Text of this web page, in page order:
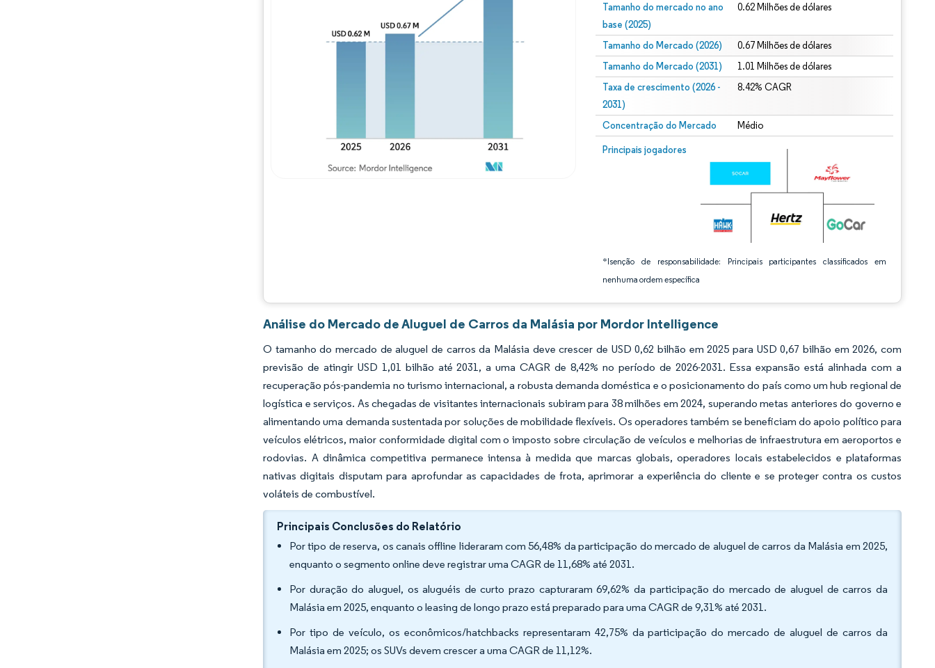
Tamanho do mercado no ano
base (2025)
0.62 Milhões de dólares
Tamanho do Mercado (2026) 0.67 Milhões de dólares
Tamanho do Mercado (2031) 1.01 Milhões de dólares
Taxa de crescimento (2026 -
2031)
8.42% CAGR
Concentração do Mercado Médio
Principais jogadores
*Isenção de responsabilidade: Principais participantes classificados em
nenhuma ordem específica
Imagem © Mordor Intelligence. O reuso requer atribuição conforme CC BY 4.0.
Imagem © Mordor Intelligence. O reuso requer atribuição conforme CC BY 4.0.
Análise do Mercado de Aluguel de Carros da Malásia por Mordor Intelligence
O tamanho do mercado de aluguel de carros da Malásia deve crescer de USD 0,62 bilhão em 2025 para USD 0,67 bilhão em 2026, com
previsão de atingir USD 1,01 bilhão até 2031, a uma CAGR de 8,42% no período de 2026-2031. Essa expansão está alinhada com a
recuperação pós-pandemia no turismo internacional, a robusta demanda doméstica e o posicionamento do país como um hub regional de
logística e serviços. As chegadas de visitantes internacionais subiram para 38 milhões em 2024, superando metas anteriores do governo e
alimentando uma demanda sustentada por soluções de mobilidade flexíveis. Os operadores também se beneficiam do apoio político para
veículos elétricos, maior conformidade digital com o imposto sobre circulação de veículos e melhorias de infraestrutura em aeroportos e
rodovias. A dinâmica competitiva permanece intensa à medida que marcas globais, operadores locais estabelecidos e plataformas
nativas digitais disputam para aprofundar as capacidades de frota, aprimorar a experiência do cliente e se proteger contra os custos
voláteis de combustível.
Principais Conclusões do Relatório
Por tipo de reserva, os canais offline lideraram com 56,48% da participação do mercado de aluguel de carros da Malásia em 2025,
enquanto o segmento online deve registrar uma CAGR de 11,68% até 2031.
Por duração do aluguel, os aluguéis de curto prazo capturaram 69,62% da participação do mercado de aluguel de carros da
Malásia em 2025, enquanto o leasing de longo prazo está preparado para uma CAGR de 9,31% até 2031.
Por tipo de veículo, os econômicos/hatchbacks representaram 42,75% da participação do mercado de aluguel de carros da
Malásia em 2025; os SUVs devem crescer a uma CAGR de 11,12%.